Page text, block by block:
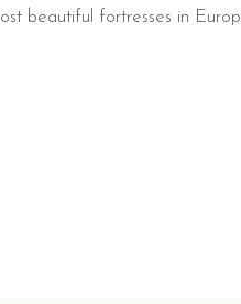
beautiful fortresses in